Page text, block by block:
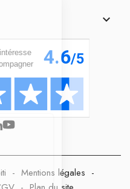

- Mentions légales -